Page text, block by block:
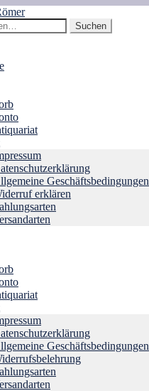
Suchen
Geschäftsbedingungen
erklären
Geschäftsbedingungen